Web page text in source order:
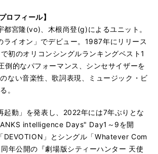
ロフィール】
都宮隆(vo)、木根尚登(g)によるユニット。
イオン」でデビュー。1987年にリリース
初のオリコンシングルランキングベスト1
倒的なパフォーマンス、シンセサイザーを
ない音楽性、歌詞表現、ミュージック・ビ
。
起動」を発表し、2022年には7年ぶりとな
intelligence Days" Day1～9を開
DEVOTION」とシングル「Whatever Com
年公開の『劇場版シティーハンター 天使